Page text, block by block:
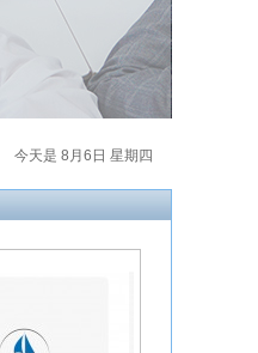
今天是 8月6日 星期四